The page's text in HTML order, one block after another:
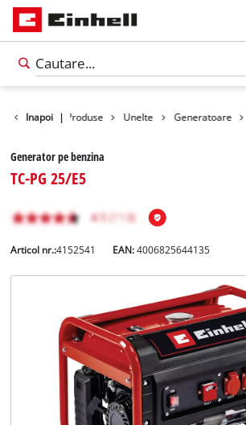
Română
Inapoi | Produse Unelte Generatoare
Generator pe benzina
TC-PG 25/E5
Articol nr.:4152541 EAN:4006825644135